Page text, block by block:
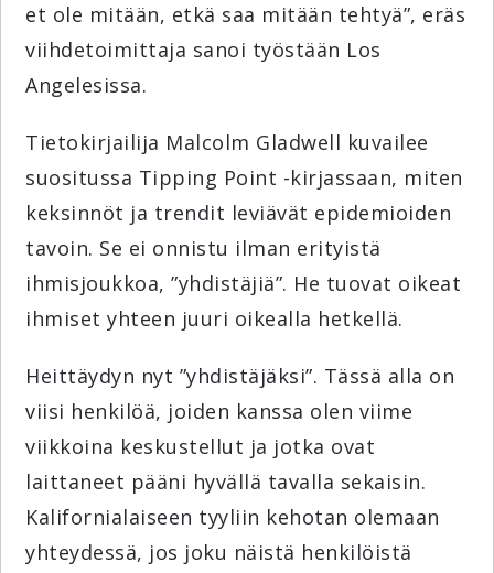
et ole mitään, etkä saa mitään tehtyä”, eräs
viihdetoimittaja sanoi työstään Los
Angelesissa.
Tietokirjailija Malcolm Gladwell kuvailee
suositussa Tipping Point -kirjassaan, miten
keksinnöt ja trendit leviävät epidemioiden
tavoin. Se ei onnistu ilman erityistä
ihmisjoukkoa, ”yhdistäjiä”. He tuovat oikeat
ihmiset yhteen juuri oikealla hetkellä.
Heittäydyn nyt ”yhdistäjäksi”. Tässä alla on
viisi henkilöä, joiden kanssa olen viime
viikkoina keskustellut ja jotka ovat
laittaneet pääni hyvällä tavalla sekaisin.
Kalifornialaiseen tyyliin kehotan olemaan
yhteydessä, jos joku näistä henkilöistä